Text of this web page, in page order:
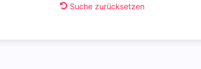
Suche zurücksetzen